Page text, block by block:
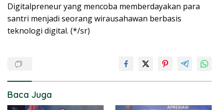
Digitalpreneur yang mencoba memberdayakan para
santri menjadi seorang wirausahawan berbasis
teknologi digital. (*/sr)
Baca Juga